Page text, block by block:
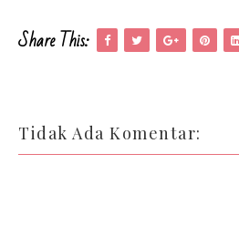
Share This:
Tidak Ada Komentar: